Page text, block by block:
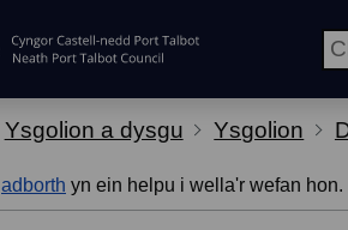
Ysgolion a dysgu Ysgolion
adborth yn ein helpu i wella'r wefan hon.